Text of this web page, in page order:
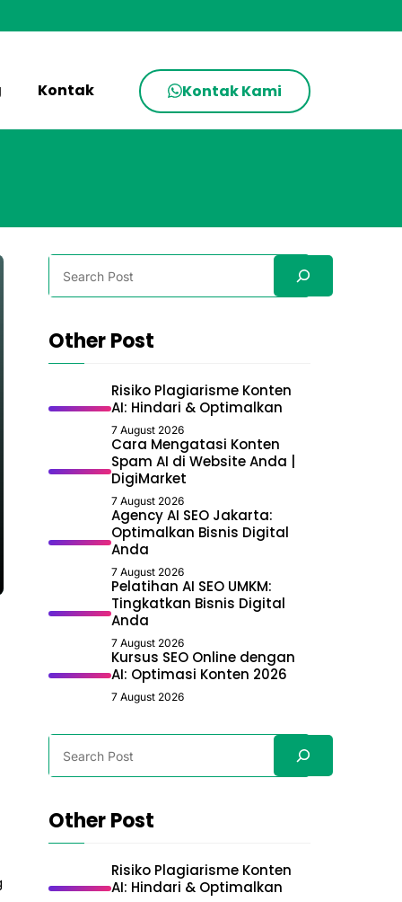
Kontak Kontak Kami
Other Post
Risiko Plagiarisme Konten
AI: Hindari & Optimalkan
7 August 2026
Cara Mengatasi Konten
Spam AI di Website Anda |
DigiMarket
7 August 2026
Agency AI SEO Jakarta:
Optimalkan Bisnis Digital
Anda
7 August 2026
Pelatihan AI SEO UMKM:
Tingkatkan Bisnis Digital
Anda
7 August 2026
Kursus SEO Online dengan
AI: Optimasi Konten 2026
7 August 2026
Other Post
Risiko Plagiarisme Konten
AI: Hindari & Optimalkan